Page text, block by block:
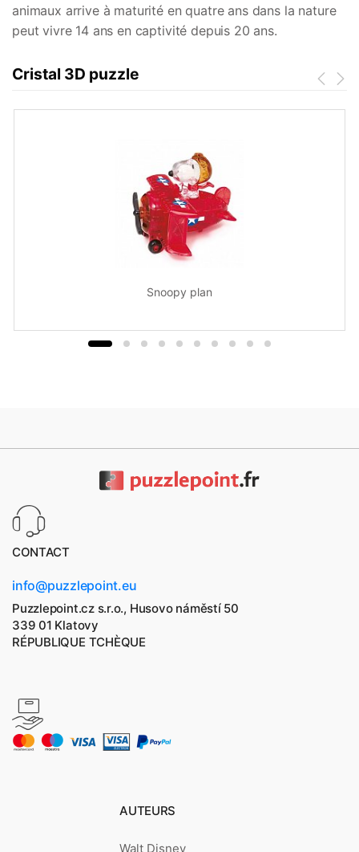
animaux arrive à maturité en quatre ans dans la nature
peut vivre 14 ans en captivité depuis 20 ans.
Cristal 3D puzzle
Snoopy plan
CONTACT
info@puzzlepoint.eu
Puzzlepoint.cz s.r.o., Husovo náměstí 50
339 01 Klatovy
RÉPUBLIQUE TCHÈQUE
AUTEURS
Walt Disney